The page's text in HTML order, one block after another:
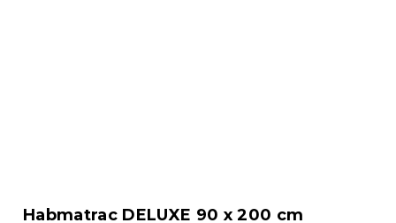
Habmatrac DELUXE 90 x 200 cm